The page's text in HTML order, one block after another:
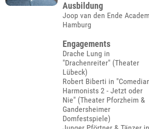
Ausbildung
Joop van den Ende
Hamburg
Engagements
Drache Lung in
"Drachenreiter" (Theater
Lübeck)
Robert Biberti in
Harmonists 2 - Jetzt oder
Nie" (Theater Pforzheim &
Gandersheimer
Domfestspiele)